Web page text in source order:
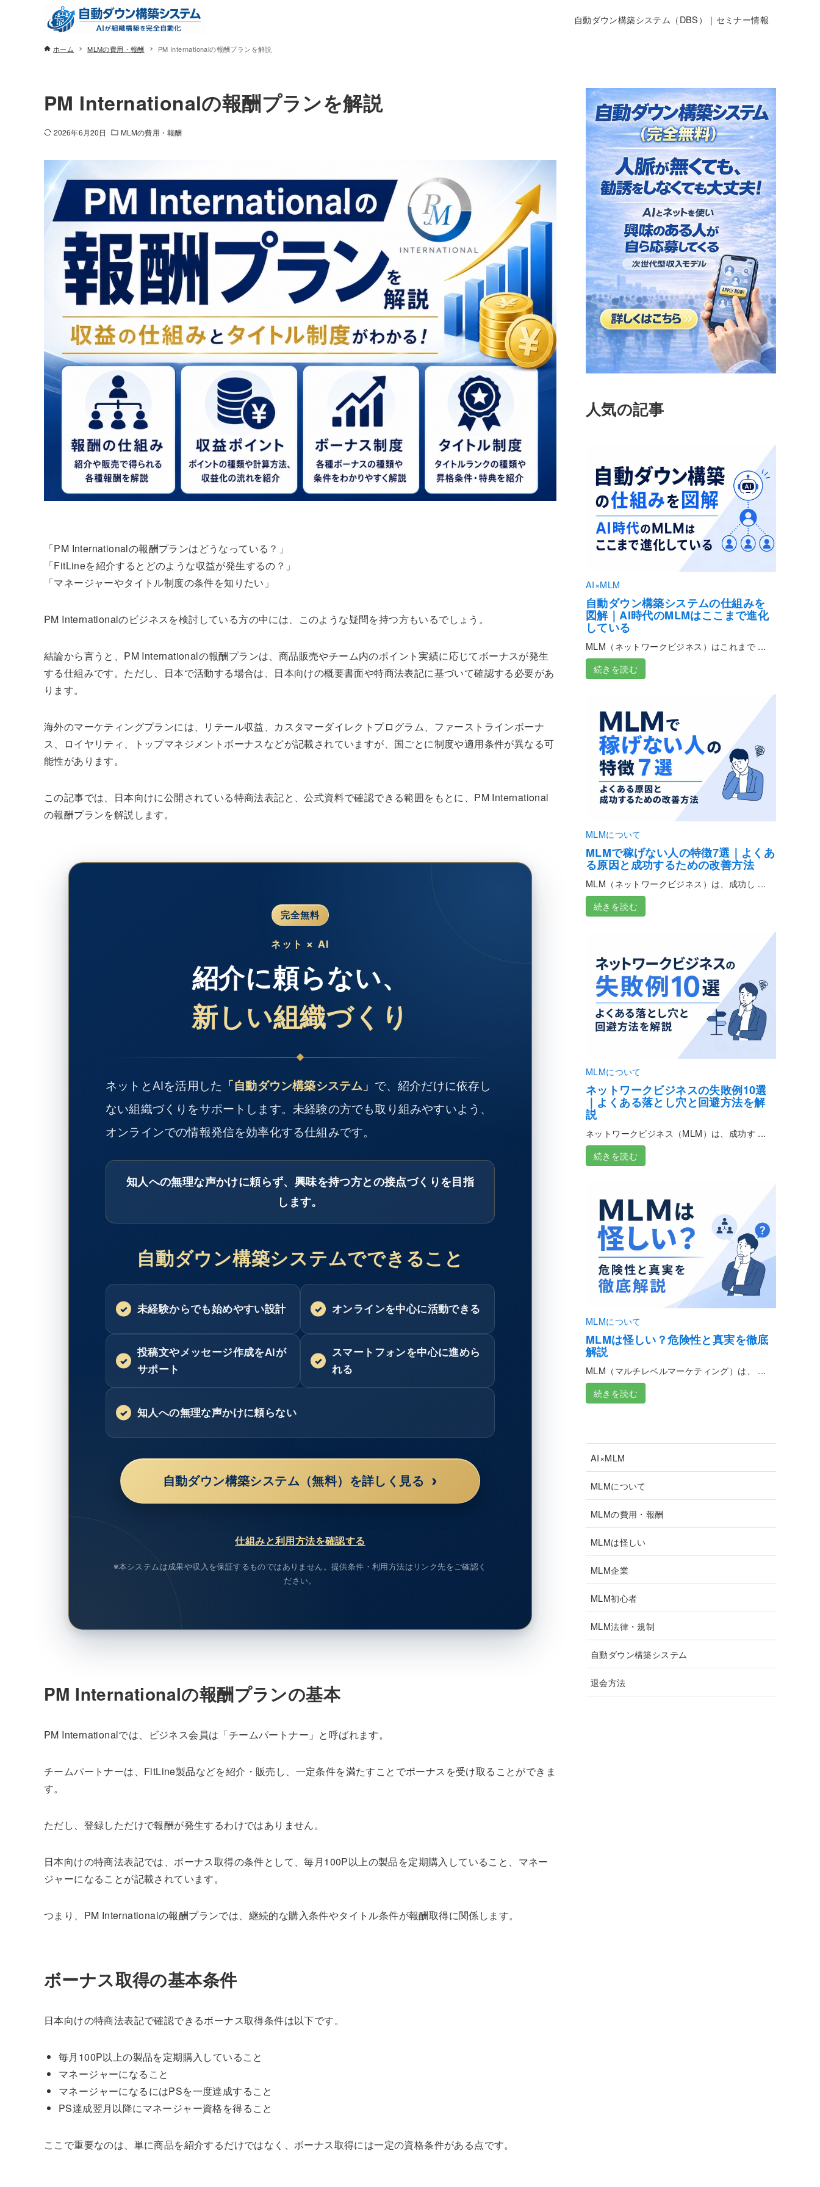
自動ダウン構築システム（DBS）｜セミナー情報
ホーム MLMの費用・報酬 PM Internationalの報酬プランを解説
PM Internationalの報酬プランを解説
2026年6月20日 MLMの費用・報酬
「PM Internationalの報酬プランはどうなっている？」
「FitLineを紹介するとどのような収益が発生するの？」
「マネージャーやタイトル制度の条件を知りたい」
PM Internationalのビジネスを検討している方の中には、このような疑問を持つ方もいるでしょう。
結論から言うと、PM Internationalの報酬プランは、商品販売やチーム内のポイント実績に応じてボーナスが発生
する仕組みです。ただし、日本で活動する場合は、日本向けの概要書面や特商法表記に基づいて確認する必要があ
ります。
海外のマーケティングプランには、リテール収益、カスタマーダイレクトプログラム、ファーストラインボーナ
ス、ロイヤリティ、トップマネジメントボーナスなどが記載されていますが、国ごとに制度や適用条件が異なる可
能性があります。
この記事では、日本向けに公開されている特商法表記と、公式資料で確認できる範囲をもとに、PM International
の報酬プランを解説します。
完全無料
ネット × AI
紹介に頼らない、
新しい組織づくり
ネットとAIを活用した 「自動ダウン構築システム」 で、紹介だけに依存し
ない組織づくりをサポートします。未経験の方でも取り組みやすいよう、
オンラインでの情報発信を効率化する仕組みです。
知人への無理な声かけに頼らず、興味を持つ方との接点づくりを目指
します。
自動ダウン構築システムでできること
未経験からでも始めやすい設計 オンラインを中心に活動できる
投稿文やメッセージ作成をAIが
サポート
スマートフォンを中心に進めら
れる
知人への無理な声かけに頼らない
自動ダウン構築システム（無料）を詳しく見る ›
仕組みと利用方法を確認する
※本システムは成果や収入を保証するものではありません。提供条件・利用方法はリンク先をご確認く
ださい。
PM Internationalの報酬プランの基本
PM Internationalでは、ビジネス会員は「チームパートナー」と呼ばれます。
チームパートナーは、FitLine製品などを紹介・販売し、一定条件を満たすことでボーナスを受け取ることができま
す。
ただし、登録しただけで報酬が発生するわけではありません。
日本向けの特商法表記では、ボーナス取得の条件として、毎月100P以上の製品を定期購入していること、マネー
ジャーになることが記載されています。
つまり、PM Internationalの報酬プランでは、継続的な購入条件やタイトル条件が報酬取得に関係します。
ボーナス取得の基本条件
日本向けの特商法表記で確認できるボーナス取得条件は以下です。
毎月100P以上の製品を定期購入していること
マネージャーになること
マネージャーになるにはPSを一度達成すること
PS達成翌月以降にマネージャー資格を得ること
ここで重要なのは、単に商品を紹介するだけではなく、ボーナス取得には一定の資格条件がある点です。
人気の記事
AI×MLM
自動ダウン構築システムの仕組みを
図解｜AI時代のMLMはここまで進化
している
MLM（ネットワークビジネス）はこれまで ...
続きを読む
MLMについて
MLMで稼げない人の特徴7選｜よくあ
る原因と成功するための改善方法
MLM（ネットワークビジネス）は、成功し ...
続きを読む
MLMについて
ネットワークビジネスの失敗例10選
｜よくある落とし穴と回避方法を解
説
ネットワークビジネス（MLM）は、成功す ...
続きを読む
MLMについて
MLMは怪しい？危険性と真実を徹底
解説
MLM（マルチレベルマーケティング）は、 ...
続きを読む
AI×MLM
MLMについて
MLMの費用・報酬
MLMは怪しい
MLM企業
MLM初心者
MLM法律・規制
自動ダウン構築システム
退会方法